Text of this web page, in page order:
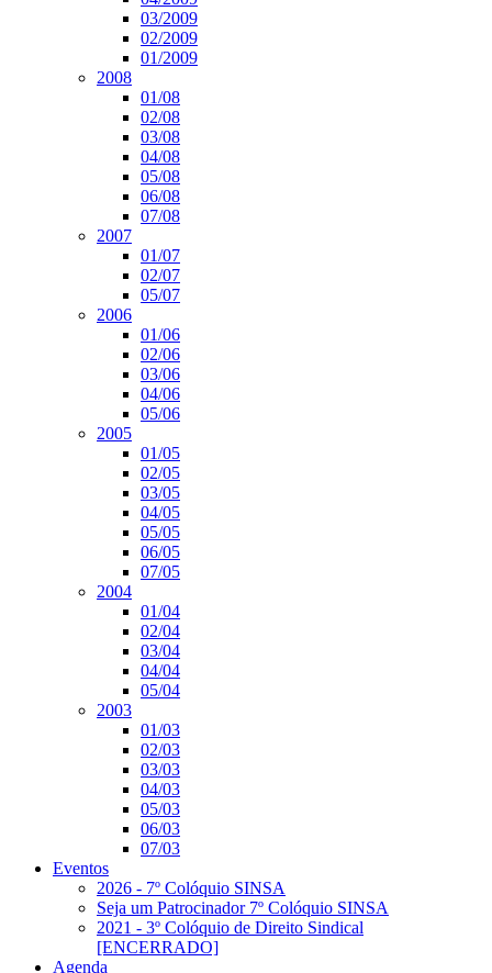
03/2009
02/2009
01/2009
2008
01/08
02/08
03/08
04/08
05/08
06/08
07/08
2007
01/07
02/07
05/07
2006
01/06
02/06
03/06
04/06
05/06
2005
01/05
02/05
03/05
04/05
05/05
06/05
07/05
2004
01/04
02/04
03/04
04/04
05/04
2003
01/03
02/03
03/03
04/03
05/03
06/03
07/03
Eventos
2026 - 7º Colóquio SINSA
Seja um Patrocinador 7º Colóquio SINSA
2021 - 3º Colóquio de Direito Sindical
[ENCERRADO]
Agenda